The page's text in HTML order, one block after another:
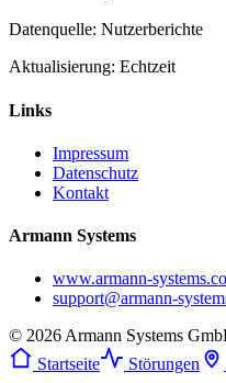
Datenquelle: Nutzerberichte
Aktualisierung: Echtzeit
Links
Impressum
Datenschutz
Kontakt
Armann Systems
www.armann-
support@armann-
© 2026 Armann Systems
Startseite
Störungen